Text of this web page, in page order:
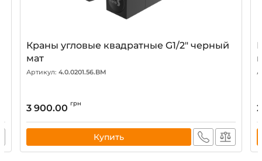
Краны угловые квадратные G1/2" черный
мат
Артикул: 4.0.0201.56.BM
3 900.00 грн
Купить